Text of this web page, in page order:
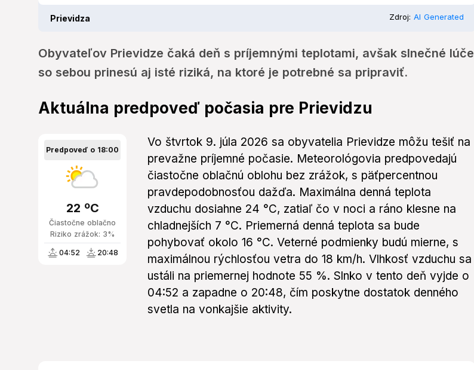
Prievidza Zdroj: AI Generated
Obyvateľov Prievidze čaká deň s príjemnými teplotami, avšak slnečné lúče
so sebou prinesú aj isté riziká, na ktoré je potrebné sa pripraviť.
Aktuálna predpoveď počasia pre Prievidzu
Predpoveď o 18:00
Čiastočne oblačno
22 ºC
Riziko zrážok: 3%
04:52 20:48
Vo štvrtok 9. júla 2026 sa obyvatelia Prievidze môžu tešiť na
prevažne príjemné počasie. Meteorológovia predpovedajú
čiastočne oblačnú oblohu bez zrážok, s päťpercentnou
pravdepodobnosťou dažďa. Maximálna denná teplota
vzduchu dosiahne 24 °C, zatiaľ čo v noci a ráno klesne na
chladnejších 7 °C. Priemerná denná teplota sa bude
pohybovať okolo 16 °C. Veterné podmienky budú mierne, s
maximálnou rýchlosťou vetra do 18 km/h. Vlhkosť vzduchu sa
ustáli na priemernej hodnote 55 %. Slnko v tento deň vyjde o
04:52 a zapadne o 20:48, čím poskytne dostatok denného
svetla na vonkajšie aktivity.